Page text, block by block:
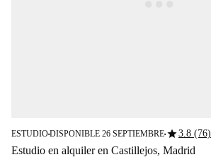
ESTUDIO■DISPONIBLE 26 SEPTIEMBRE■star3.8 (76)
Estudio en alquiler en Castillejos, Madrid